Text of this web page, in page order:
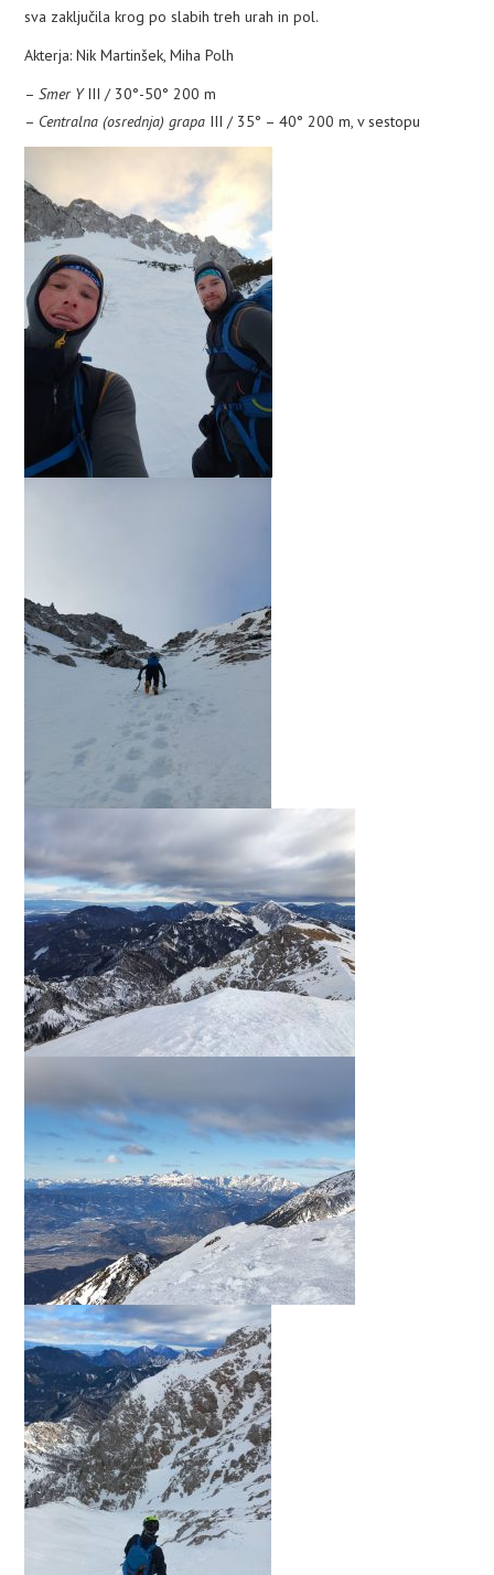
sva zaključila krog po slabih treh urah in pol.
Akterja: Nik Martinšek, Miha Polh
–Smer YIII / 30°-50° 200 m
– Centralna (osrednja) grapa III / 35° – 40° 200 m, v sestopu